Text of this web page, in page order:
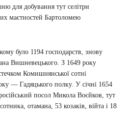
для добування тут селітри
маєтностей Бартоломею
було 1194 господарств, знову
Вишневецького. З 1649 року
Комишнянської сотні
— Гадяцького полку. У січні 1654
посол Микола Воєйков, тут
отамана, 53 козаків, війта і 18